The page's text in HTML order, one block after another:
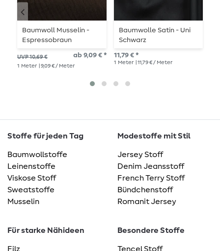
Baumwoll Musselin -
Espressobraun
UVP 10,69 € ab 9,09 € *
1 Meter | 9,09 € / Meter
Baumwolle Satin - Uni
Schwarz
11,79 € *
1 Meter | 11,79 € / Meter
Stoffe für jeden Tag
Baumwollstoffe
Leinenstoffe
Viskose Stoff
Sweatstoffe
Musselin
Modestoffe mit Stil
Jersey Stoff
Denim Jeansstoff
French Terry Stoff
Bündchenstoff
Romanit Jersey
Für starke Nähideen
Filz
Besondere Stoffe
Tencel Stoff